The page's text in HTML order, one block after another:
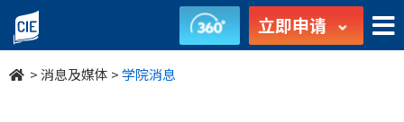
undefined 立即申请
>消息及媒体 >学院消息